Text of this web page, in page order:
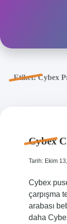
Anasayfa
Etiket:Cybex
Cybex
Tarih: Ekim
Cybex
çarpışma
arabası
daha